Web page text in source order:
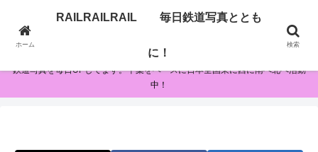
RAILRAILRAIL 毎日鉄道写真とともに！
鉄道写真を毎日UPしてます。千葉をベースに日本全国東に西に南へ北へ活動
中！
ホーム
RAILRAILRAIL 毎日鉄道写真ととも
に！
検索